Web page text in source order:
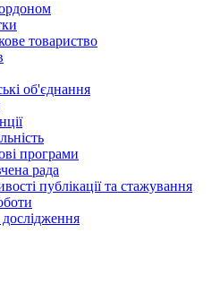
товариство
об'єднання
програми
рада
публікації та стажування